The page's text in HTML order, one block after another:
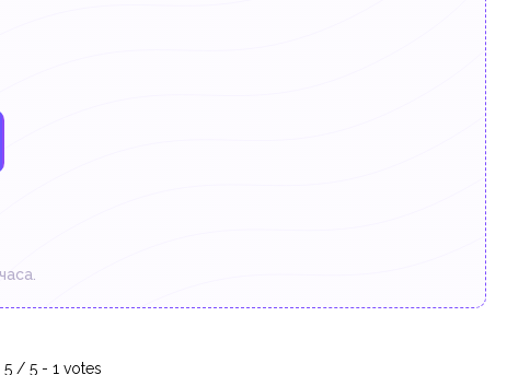
5 / 5 - 1 votes